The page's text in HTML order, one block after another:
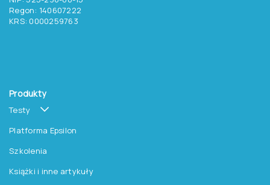
promocjach na książki?
Pracownia Testów Psychologicznych
Polskiego Towarzystwa Psychologicznego sp. z o.o.
NIP: 525-236-80-15
KRS: 0000259763